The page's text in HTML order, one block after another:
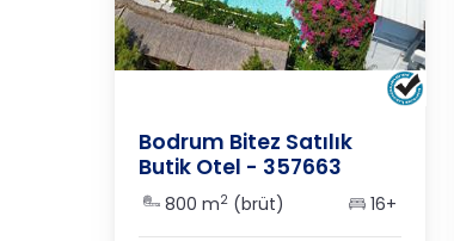
Bodrum Bitez Satılık
Butik Otel - 357663
800 m2 (brüt) 16+